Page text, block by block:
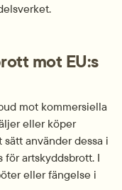
mot EU:s
mot kommersiella
eller köper
använder dessa i
för artskydds­brott. I
eller fängelse i